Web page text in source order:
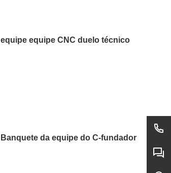
equipe equipe CNC duelo técnico
Banquete da equipe do C-fundador